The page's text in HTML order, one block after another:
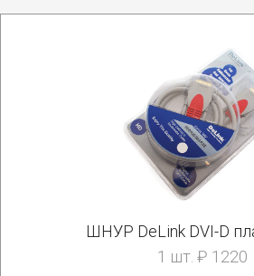
ШНУР DeLink DVI-D
1 шт. ₽ 1220